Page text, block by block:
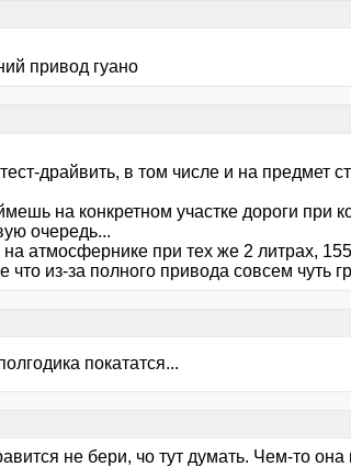
привод гуано
драйвить, в том числе и на предмет
на конкретном участке дороги при
очередь...
атмосфернике при тех же 2 литрах,
из-за полного привода совсем чуть
покататся...
не бери, чо тут думать. Чем-то